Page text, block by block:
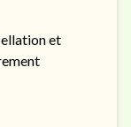
et